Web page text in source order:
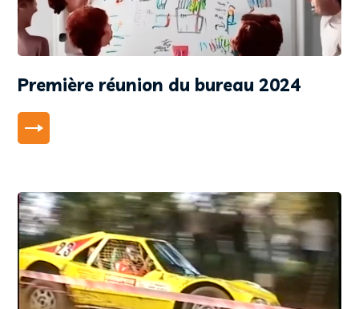
Première réunion du bureau 2024